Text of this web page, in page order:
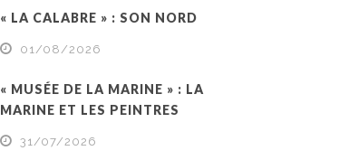
« LA CALABRE » : SON NORD
01/08/2026
« MUSÉE DE LA MARINE » : LA
MARINE ET LES PEINTRES
31/07/2026